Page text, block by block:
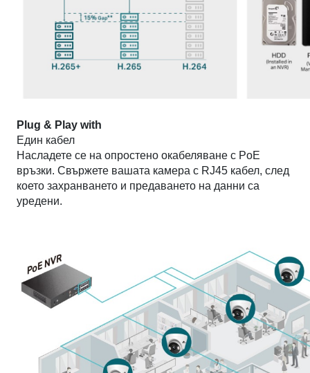
Plug & Play with
Един кабел
Насладете се на опростено окабеляване с PoE
връзки. Свържете вашата камера с RJ45 кабел, след
което захранването и предаването на данни са
уредени.